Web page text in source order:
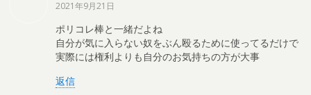
2021年9月21日
ポリコレ棒と一緒だよね
自分が気に入らない奴をぶん殴るために使ってるだけで
実際には権利よりも自分のお気持ちの方が大事
返信